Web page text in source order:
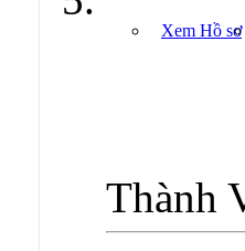
Xem Hồ sơ
Thành